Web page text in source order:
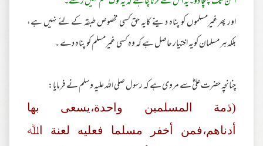
اور پھرغیرمسلموں کو پناہ دینے کایہ حق کسی مخصوص طبقہ کے لئے نہیں ہے،
بلکہ ہر مسلمان کویہ اختیار حاصل ہے کہ وہ کسی غیرمسلم کو پناہ دے ۔
چنانچہ حضرت علیؓ سے مروی ہے کہ رسول صلی اللہ علیہ وسلم نے فرمایا:
(ذمة المسلمین واحدة،یسعی بھا
أدناھم،فمن أخفر مسلما فعلیه لعنة اﷲ